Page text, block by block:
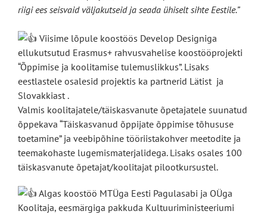
riigi ees seisvaid väljakutseid ja seada ühiselt sihte Eestile.”
Viisime lõpule koostöös Develop Designiga
ellukutsutud Erasmus+ rahvusvahelise koostööprojekti
“Õppimise ja koolitamise tulemuslikkus”. Lisaks
eestlastele osalesid projektis ka partnerid Lätist ja
Slovakkiast .
Valmis koolitajatele/täiskasvanute õpetajatele suunatud
õppekava “Täiskasvanud õppijate õppimise tõhususe
toetamine” ja veebipõhine tööriistakohver meetodite ja
teemakohaste lugemismaterjalidega. Lisaks osales 100
täiskasvanute õpetajat/koolitajat pilootkursustel.
Algas koostöö MTÜga Eesti Pagulasabi ja OÜga
Koolitaja, eesmärgiga pakkuda Kultuuriministeeriumi